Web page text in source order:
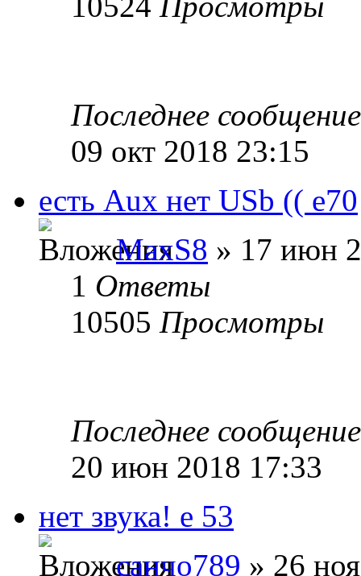
Последнее
09 окт 2018 23:15
есть Aux нет USb (( e70
MaxS8 » 17 июн
1 Ответы
10505 Просмотры
Последнее
20 июн 2018 17:33
нет звука! е 53
санчо789 » 26